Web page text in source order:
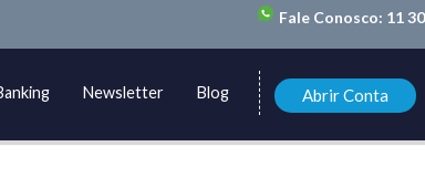
Fale Conosco: 11
Newsletter Blog Abrir Conta